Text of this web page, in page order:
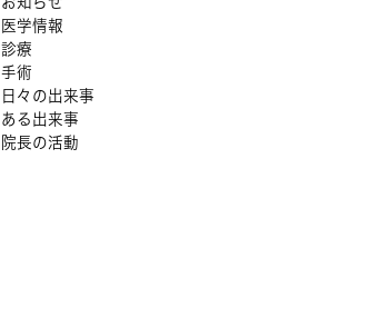
医学情報
診療
手術
日々の出来事
ある出来事
院長の活動